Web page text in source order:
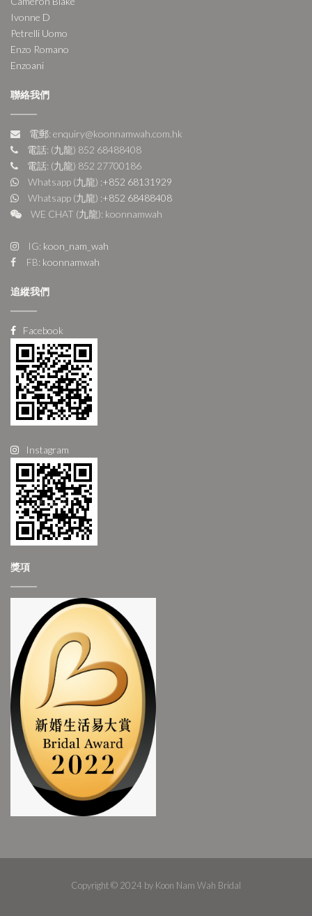
Ivonne D
Petrelli Uomo
Enzo Romano
Enzoani
聯絡我們
電郵: enquiry@koonnamwah.com.hk
電話: (九龍) 852 68488408
電話: (九龍) 852 27700186
Whatsapp (九龍) :+852 68131929
Whatsapp (九龍) :+852 68488408
WE CHAT (九龍): koonnamwah
IG: koon_nam_wah
FB: koonnamwah
追縱我們
Facebook
Instagram
獎項
Copyright © 2024 by Koon Nam Wah Bridal